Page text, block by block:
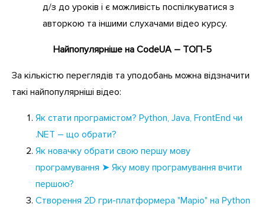
д/з до уроків і є можливість поспілкуватися з
авторкою та іншими слухачами відео курсу.
Найпопулярніше на CodeUA – ТОП-5
За кількістю переглядів та уподобань можна відзначити
такі найпопулярніші відео:
Як стати програмістом? Python, Java, FrontEnd чи
.NET – що обрати?
Як новачку обрати свою першу мову
програмування ➤ Яку мову програмування вчити
першою?
Створення 2D гри-платформера "Маріо" на Python